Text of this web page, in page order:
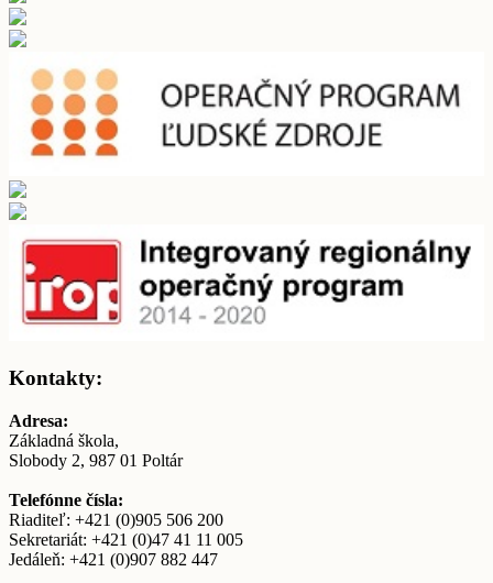
Kontakty:
Adresa:
Základná škola,
Slobody 2, 987 01 Poltár
Telefónne čísla:
Riaditeľ: +421 (0)905 506 200
Sekretariát: +421 (0)47 41 11 005
Jedáleň: +421 (0)907 882 447